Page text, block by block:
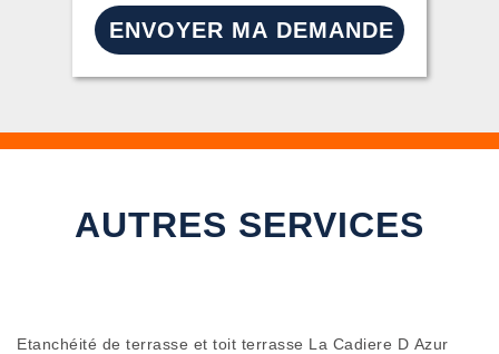
AUTRES SERVICES
Etanchéité de terrasse et toit terrasse La Cadiere D Azur